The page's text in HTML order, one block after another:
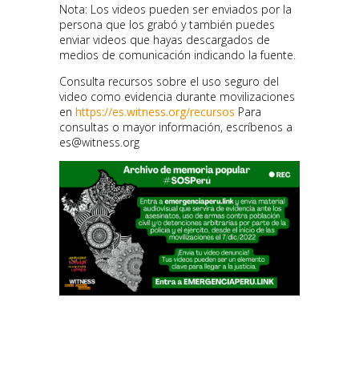
Nota: Los videos pueden ser enviados por la
persona que los grabó y también puedes
enviar videos que hayas descargados de
medios de comunicación indicando la fuente.
Consulta recursos sobre el uso seguro del
video como evidencia durante movilizaciones
en https://es.witness.org/recursos Para
consultas o mayor información, escríbenos a
es@witness.org